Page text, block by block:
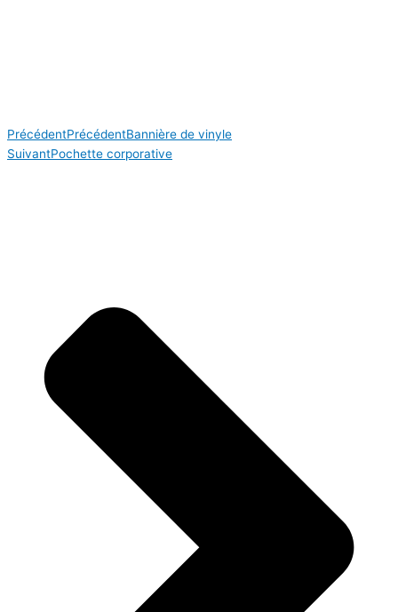
PrécédentPrécédentBannière de vinyle
SuivantPochette corporative